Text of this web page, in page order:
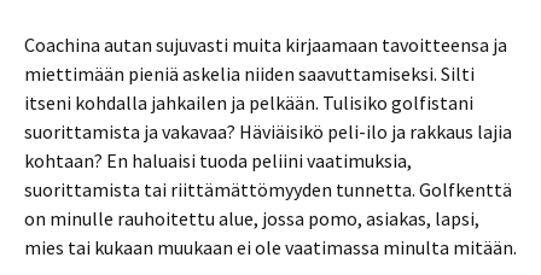
Coachina autan sujuvasti muita kirjaamaan tavoitteensa ja
miettimään pieniä askelia niiden saavuttamiseksi. Silti
itseni kohdalla jahkailen ja pelkään. Tulisiko golfistani
suorittamista ja vakavaa? Häviäisikö peli-ilo ja rakkaus lajia
kohtaan? En haluaisi tuoda peliini vaatimuksia,
suorittamista tai riittämättömyyden tunnetta. Golfkenttä
on minulle rauhoitettu alue, jossa pomo, asiakas, lapsi,
mies tai kukaan muukaan ei ole vaatimassa minulta mitään.